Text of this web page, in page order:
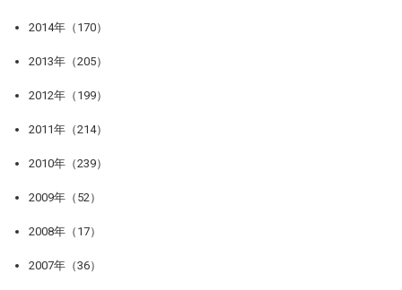
2014年（170）
2013年（205）
2012年（199）
2011年（214）
2010年（239）
2009年（52）
2008年（17）
2007年（36）